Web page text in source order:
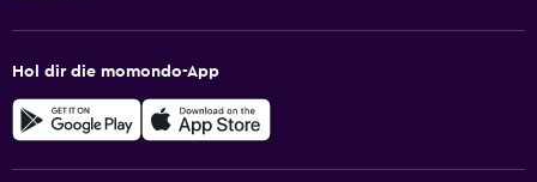
Hol dir die momondo-App